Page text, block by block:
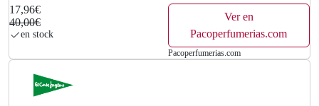
17,96€
40,00€
en stock
Ver en
Pacoperfumerias.com
Pacoperfumerias.com